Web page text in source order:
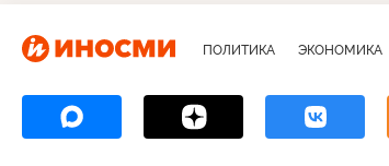
ПОЛИТИКА ЭКОНОМИКА